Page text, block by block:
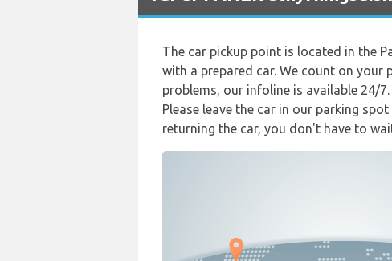
The car pickup point is located in the
with a prepared car. We count on your
problems, our infoline is available 24/
Please leave the car in our parking
returning the car, you don't have to